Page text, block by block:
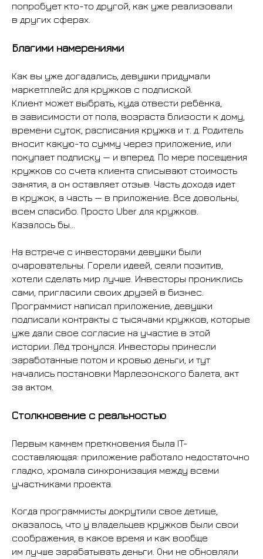
попробует кто-то другой, как уже реализовали
в других сферах.
Благими намерениями
Как вы уже догадались, девушки придумали
маркетплейс для кружков с подпиской.
Клиент может выбрать, куда отвести ребёнка,
в зависимости от пола, возраста близости к дому,
времени суток, расписания кружка и т. д. Родитель
вносит какую-то сумму через приложение, или
покупает подписку — и вперед. По мере посещения
кружков со счета клиента списывают стоимость
занятия, а он оставляет отзыв. Часть дохода идет
в кружок, а часть — в приложение. Все довольны,
всем спасибо. Просто Uber для кружков.
Казалось бы…
На встрече с инвесторами девушки были
очаровательны. Горели идеей, сеяли позитив,
хотели сделать мир лучше. Инвесторы прониклись
сами, пригласили своих друзей в бизнес.
Программист написал приложение, девушки
подписали контракты с тысячами кружков, которые
уже дали свое согласие на участие в этой
истории. Лёд тронулся. Инвесторы принесли
заработанные потом и кровью деньги, и тут
начались постановки Марлезонского балета, акт
за актом.
Столкновение с реальностью
Первым камнем преткновения была IT-
составляющая: приложение работало недостаточно
гладко, хромала синхронизация между всеми
участниками проекта.
Когда программисты докрутили свое детище,
оказалось, что у владельцев кружков были свои
соображения, в какое время и как вообще
им лучше зарабатывать деньги. Они не обновляли